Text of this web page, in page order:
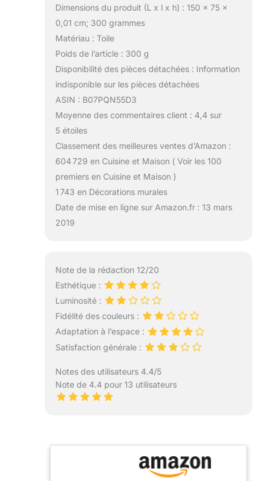
Dimensions du produit (L x l x h) : 150 x 75 x
0,01 cm; 300 grammes
Matériau : Toile
Poids de l’article : 300 g
Disponibilité des pièces détachées : Information
indisponible sur les pièces détachées
ASIN : B07PQN55D3
Moyenne des commentaires client : 4,4 sur
5 étoiles
Classement des meilleures ventes d’Amazon :
604 729 en Cuisine et Maison ( Voir les 100
premiers en Cuisine et Maison )
1 743 en Décorations murales
Date de mise en ligne sur Amazon.fr : 13 mars
2019
Note de la rédaction 12/20
Esthétique :
Luminosité :
Fidélité des couleurs :
Adaptation à l’espace :
Satisfaction générale :
Notes des utilisateurs 4.4/5
Note de 4.4 pour 13 utilisateurs